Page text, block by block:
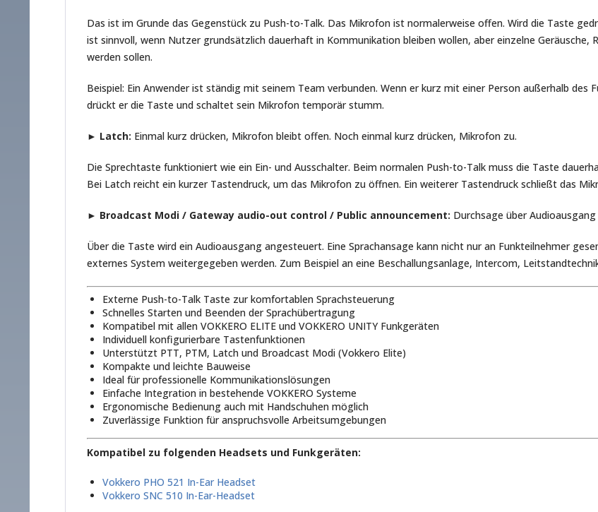
Das ist im Grunde das Gegenstück zu Push-to-Talk. Das Mikrofon ist normalerweise offen. Wird die Taste
ist sinnvoll, wenn Nutzer grundsätzlich dauerhaft in Kommunikation bleiben wollen, aber einzelne Geräusche,
werden sollen.
Beispiel: Ein Anwender ist ständig mit seinem Team verbunden. Wenn er kurz mit einer Person außerhalb
drückt er die Taste und schaltet sein Mikrofon temporär stumm.
► Latch: Einmal kurz drücken, Mikrofon bleibt offen. Noch einmal kurz drücken, Mikrofon zu.
Die Sprechtaste funktioniert wie ein Ein- und Ausschalter. Beim normalen Push-to-Talk muss die Taste
Bei Latch reicht ein kurzer Tastendruck, um das Mikrofon zu öffnen. Ein weiterer Tastendruck schließt das
► Broadcast Modi / Gateway audio-out control / Public announcement: Durchsage über
Über die Taste wird ein Audioausgang angesteuert. Eine Sprachansage kann nicht nur an Funkteilnehmer
externes System weitergegeben werden. Zum Beispiel an eine Beschallungsanlage, Intercom,
Externe Push-to-Talk Taste zur komfortablen Sprachsteuerung
Schnelles Starten und Beenden der Sprachübertragung
Kompatibel mit allen VOKKERO ELITE und VOKKERO UNITY Funkgeräten
Individuell konfigurierbare Tastenfunktionen
Unterstützt PTT, PTM, Latch und Broadcast Modi (Vokkero Elite)
Kompakte und leichte Bauweise
Ideal für professionelle Kommunikationslösungen
Einfache Integration in bestehende VOKKERO Systeme
Ergonomische Bedienung auch mit Handschuhen möglich
Zuverlässige Funktion für anspruchsvolle Arbeitsumgebungen
Kompatibel zu folgenden Headsets und Funkgeräten:
Vokkero PHO 521 In-Ear Headset
Vokkero SNC 510 In-Ear-Headset